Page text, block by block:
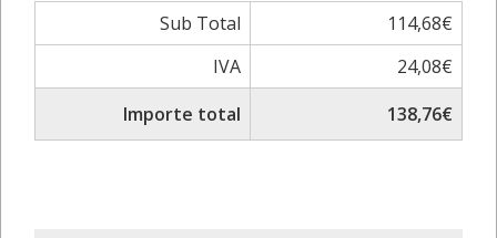
Sub Total
114,68€
IVA
24,08€
Importe total
138,76€